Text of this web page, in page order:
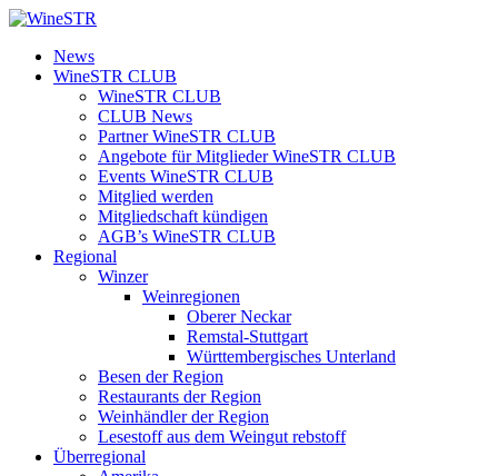
Zum
springen
WineSTR
News
WineSTR CLUB
WineSTR CLUB
CLUB News
Partner WineSTR CLUB
Angebote für Mitglieder WineSTR CLUB
Events WineSTR CLUB
Mitglied werden
Mitgliedschaft kündigen
AGB’s WineSTR CLUB
Regional
Winzer
Weinregionen
Oberer Neckar
Remstal-Stuttgart
Württembergisches Unterland
Besen der Region
Restaurants der Region
Weinhändler der Region
Lesestoff aus dem Weingut rebstoff
Überregional